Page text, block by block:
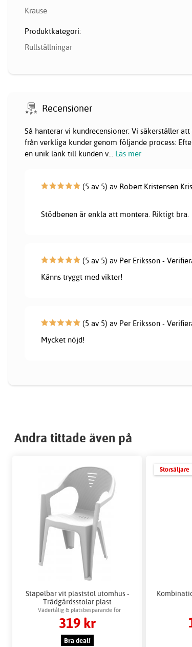
Krause
Produktkategori:
Rullställningar
Recensioner
Så hanterar vi kundrecensioner: Vi säkerställer
från verkliga kunder genom följande process:
en unik länk till kunden v... Läs mer
(5 av 5) av Robert.Kristensen
Stödbenen är enkla att montera. Riktigt bra.
(5 av 5) av Per Eriksson -
Känns tryggt med vikter!
(5 av 5) av Per Eriksson -
Mycket nöjd!
Andra tittade även på
Stapelbar vit plaststol utomhus -
Trädgårdsstolar plast
Vädertålig & platsbesparande för
utomhusbruk
319 kr
Bra deal!
Storsäljare